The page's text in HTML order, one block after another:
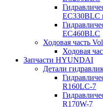
EC330BLC
EC460BLC
Ходовая часть
Ходовая
Запчасти HYUNDAI
Детали
R160LC-7
R170W-7